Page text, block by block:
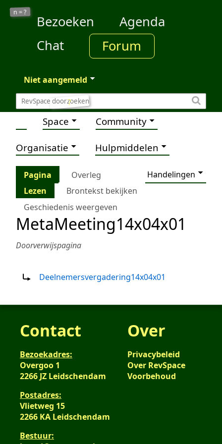
?
n =?
Bezoeken
Agenda
Chat
Forum
Niet aangemeld
Space Community
Organisatie Hulpmiddelen
Pagina Overleg
Handelingen
Lezen
Brontekst bekijken
Geschiedenis weergeven
MetaMeeting14x04x01
Doorverwijspagina
Deelnemersvergadering14x04x01
Contact
Bezoekadres:
Overgoo 1
2266 JZ Leidschendam
Postadres:
Vlietweg 15
2266 KA Leidschendam
Bestuur:
Over
Privacybeleid
Over RevSpace
Voorbehoud